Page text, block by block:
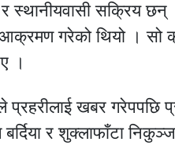
र स्थानीयवासी सक्रिय
गरेको थियो । सो
।
प्रहरीलाई खबर गरेपपछि
बर्दिया र शुक्लाफाँटा